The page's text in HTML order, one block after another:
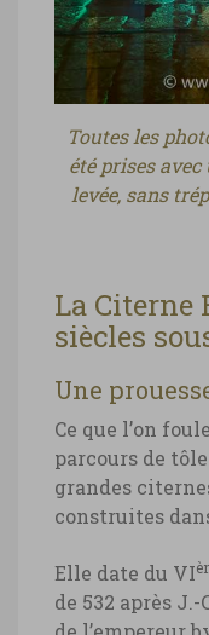
Turquie,
Marie-Ange
Toutes les
été prises
levée, sans
La Citerne
siècles
Une
Ce que l’on
parcours de
grandes
construites
Elle date du VI
de 532 après